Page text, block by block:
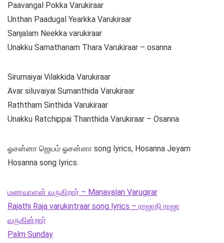
Paavangal Pokka Varukiraar
Unthan Paadugal Yearkka Varukiraar
Sanjalam Neekka varukiraar
Unakku Samathanam Thara Varukiraar – osanna
Sirumaiyai Vilakkida Varukiraar
Avar siluvaiyai Sumanthida Varukiraar
Raththam Sinthida Varukiraar
Unakku Ratchippai Thanthida Varukiraar – Osanna
ஓசன்னா ஜெயம் ஓசன்னா song lyrics, Hosanna Jeyam
Hosanna song lyrics.
மணவாளன் வருகிறார் – Manavalan Varugirar
Rajathi Raja varukintraar song lyrics – ராஜாதி ராஜா
வருகின்றார்
Palm Sunday